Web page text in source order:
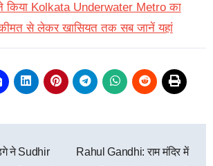
ने किया Kolkata Underwater Metro का
से लेकर खासियत तक सब जानें यहां
ने Sudhir
Rahul Gandhi: राम मंदिर में